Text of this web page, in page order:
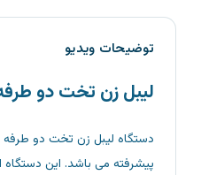
توضیحات ویدیو
لیبل زن تخت دو
دستگاه لیبل زن تخت دو طرفه
پیشرفته می باشد. این دستگاه